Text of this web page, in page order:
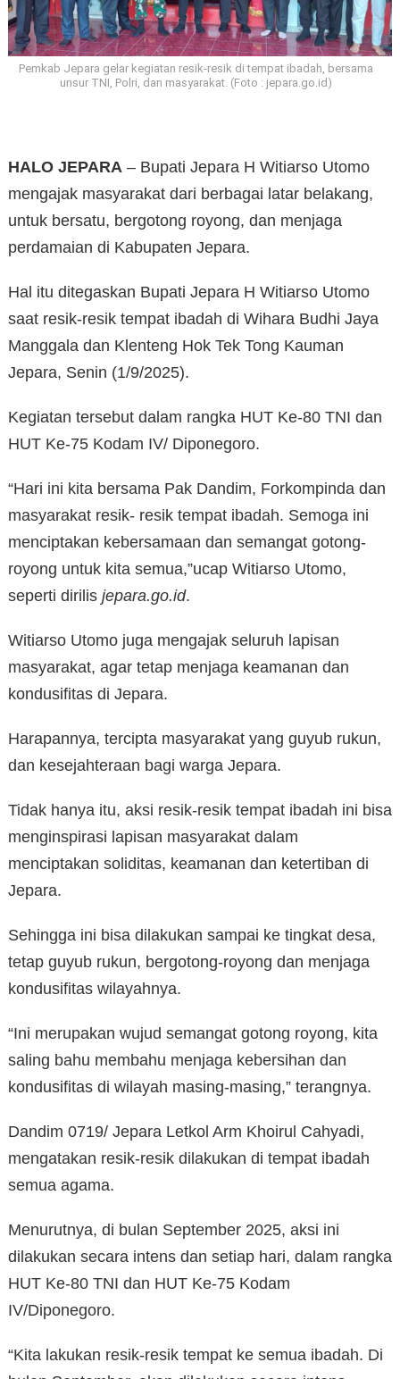
Pemkab Jepara gelar kegiatan resik-resik di tempat ibadah, bersama
unsur TNI, Polri, dan masyarakat. (Foto : jepara.go.id)
HALO JEPARA – Bupati Jepara H Witiarso Utomo
mengajak masyarakat dari berbagai latar belakang,
untuk bersatu, bergotong royong, dan menjaga
perdamaian di Kabupaten Jepara.
Hal itu ditegaskan Bupati Jepara H Witiarso Utomo
saat resik-resik tempat ibadah di Wihara Budhi Jaya
Manggala dan Klenteng Hok Tek Tong Kauman
Jepara, Senin (1/9/2025).
Kegiatan tersebut dalam rangka HUT Ke-80 TNI dan
HUT Ke-75 Kodam IV/ Diponegoro.
“Hari ini kita bersama Pak Dandim, Forkompinda dan
masyarakat resik- resik tempat ibadah. Semoga ini
menciptakan kebersamaan dan semangat gotong-
royong untuk kita semua,”ucap Witiarso Utomo,
seperti dirilis jepara.go.id.
Witiarso Utomo juga mengajak seluruh lapisan
masyarakat, agar tetap menjaga keamanan dan
kondusifitas di Jepara.
Harapannya, tercipta masyarakat yang guyub rukun,
dan kesejahteraan bagi warga Jepara.
Tidak hanya itu, aksi resik-resik tempat ibadah ini bisa
menginspirasi lapisan masyarakat dalam
menciptakan soliditas, keamanan dan ketertiban di
Jepara.
Sehingga ini bisa dilakukan sampai ke tingkat desa,
tetap guyub rukun, bergotong-royong dan menjaga
kondusifitas wilayahnya.
“Ini merupakan wujud semangat gotong royong, kita
saling bahu membahu menjaga kebersihan dan
kondusifitas di wilayah masing-masing,” terangnya.
Dandim 0719/ Jepara Letkol Arm Khoirul Cahyadi,
mengatakan resik-resik dilakukan di tempat ibadah
semua agama.
Menurutnya, di bulan September 2025, aksi ini
dilakukan secara intens dan setiap hari, dalam rangka
HUT Ke-80 TNI dan HUT Ke-75 Kodam
IV/Diponegoro.
“Kita lakukan resik-resik tempat ke semua ibadah. Di